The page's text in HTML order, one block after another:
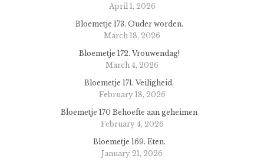
April 1, 2026
Bloemetje 173. Ouder worden.
March 18, 2026
Bloemetje 172. Vrouwendag!
March 4, 2026
Bloemetje 171. Veiligheid.
February 18, 2026
Bloemetje 170 Behoefte aan geheimen
February 4, 2026
Bloemetje 169. Eten.
January 21, 2026